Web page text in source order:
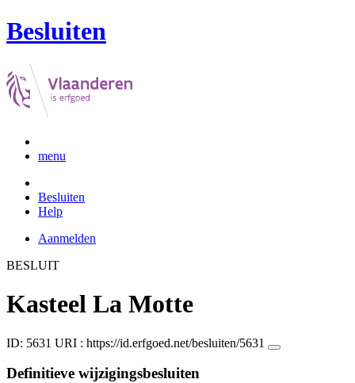
Besluiten
menu
Besluiten
Help
Aanmelden
BESLUIT
Kasteel La Motte
ID: 5631 URI : https://id.erfgoed.net/besluiten/5631
Definitieve wijzigingsbesluiten